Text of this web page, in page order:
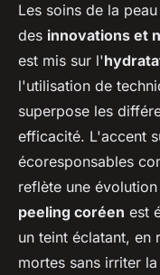
Les soins de la
des innovations et
est mis sur l'
l'utilisation de
superpose les
efficacité. L'accent
écoresponsables
reflète une
peeling coréen est
un teint éclatant, en
mortes sans irriter